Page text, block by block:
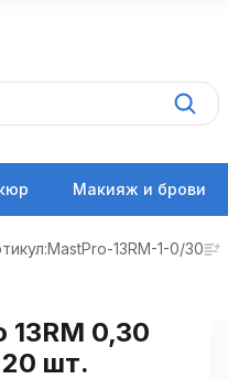
Макияж и брови
MastPro-13RM-1-0/30
13RM 0,30
шт.